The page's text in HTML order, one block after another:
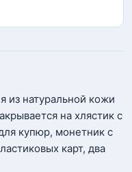
из натуральной кожи
на хлястик с
купюр, монетник с
карт, два